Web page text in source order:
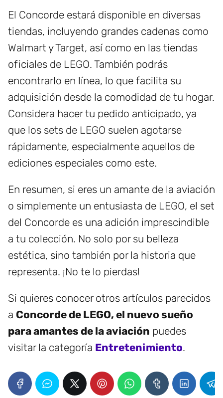
El Concorde estará disponible en diversas
tiendas, incluyendo grandes cadenas como
Walmart y Target, así como en las tiendas
oficiales de LEGO. También podrás
encontrarlo en línea, lo que facilita su
adquisición desde la comodidad de tu hogar.
Considera hacer tu pedido anticipado, ya
que los sets de LEGO suelen agotarse
rápidamente, especialmente aquellos de
ediciones especiales como este.
En resumen, si eres un amante de la aviación
o simplemente un entusiasta de LEGO, el set
del Concorde es una adición imprescindible
a tu colección. No solo por su belleza
estética, sino también por la historia que
representa. ¡No te lo pierdas!
Si quieres conocer otros artículos parecidos
a Concorde de LEGO, el nuevo sueño
para amantes de la aviación puedes
visitar la categoría Entretenimiento.